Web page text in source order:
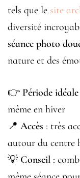
tels que le site
diversité
séance photo
nature et des
👉 Période idéale
même en hiver
📍 Accès : très
autour du centre
💡 Conseil :